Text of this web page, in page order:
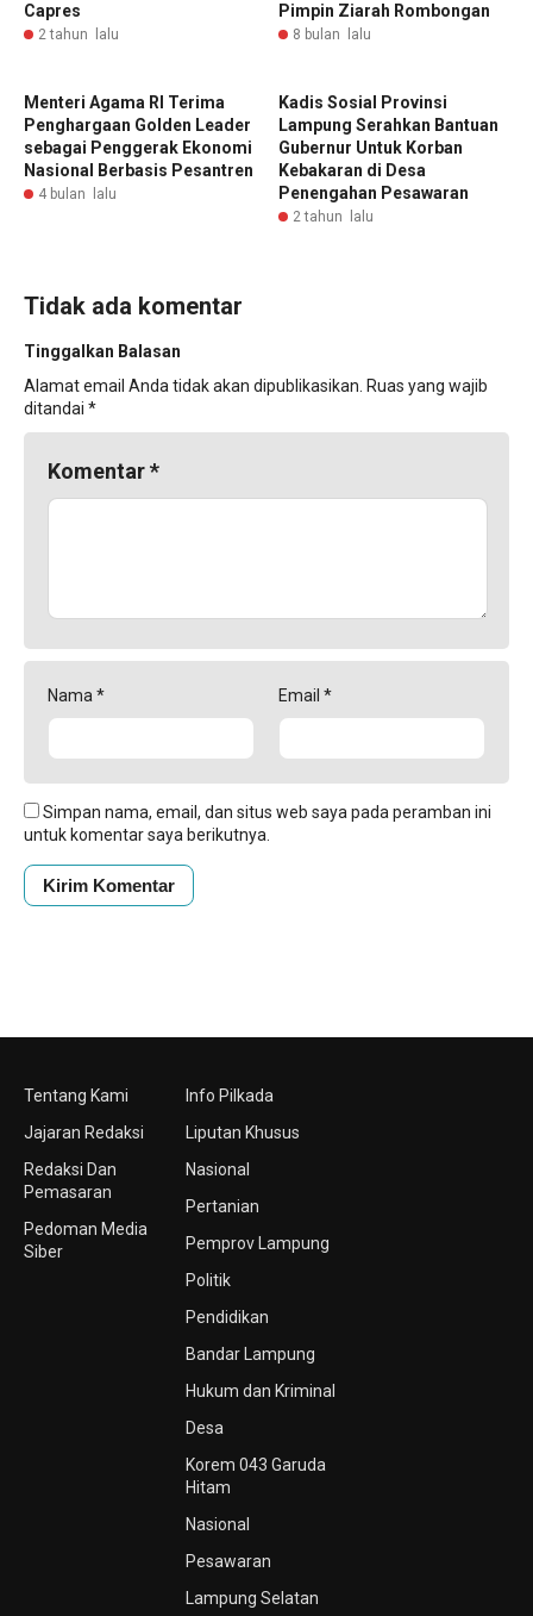
Capres
2 tahun lalu
Pimpin Ziarah Rombongan
8 bulan lalu
Menteri Agama RI Terima
Penghargaan Golden Leader
sebagai Penggerak Ekonomi
Nasional Berbasis Pesantren
4 bulan lalu
Kadis Sosial Provinsi
Lampung Serahkan Bantuan
Gubernur Untuk Korban
Kebakaran di Desa
Penengahan Pesawaran
2 tahun lalu
Tidak ada komentar
Tinggalkan Balasan
Alamat email Anda tidak akan dipublikasikan. Ruas yang wajib
ditandai *
Komentar*
Nama * Email *
Simpan nama, email, dan situs web saya pada peramban ini
untuk komentar saya berikutnya.
Tentang Kami
Jajaran Redaksi
Redaksi Dan
Pemasaran
Pedoman Media
Siber
Info Pilkada
Liputan Khusus
Nasional
Pertanian
Pemprov Lampung
Politik
Pendidikan
Bandar Lampung
Hukum dan Kriminal
Desa
Korem 043 Garuda
Hitam
Nasional
Pesawaran
Lampung Selatan